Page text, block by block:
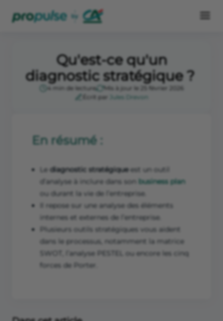
Qu'est-ce qu'un
diagnostic stratégique ?
4 min de lecture
Mis à jour le 25 février 2026
Écrit par
Jules Drevon
En résumé :
Le diagnostic stratégiqueest un outil
d’analyse à inclure dans son business plan
ou durant la vie de l’entreprise.
Il repose sur une analyse des éléments
internes et externes de l’entreprise.
Plusieurs outils stratégiques vous aident
dans le processus, notamment la matrice
SWOT, l’analyse PESTEL ou encore les cinq
forces de Porter.